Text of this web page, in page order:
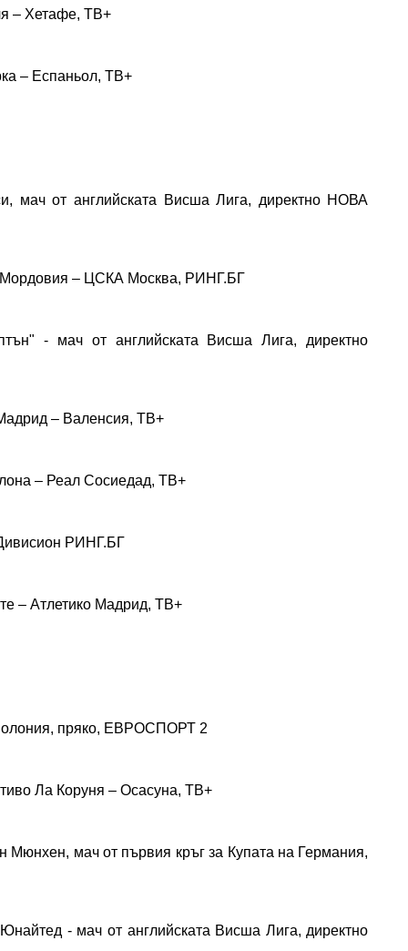
– Хетафе, ТВ+
– Еспаньол, ТВ+
мач от английската Висша Лига, директно НОВА
– ЦСКА Москва, РИНГ.БГ
- мач от английската Висша Лига, директно
– Валенсия, ТВ+
– Реал Сосиедад, ТВ+
РИНГ.БГ
Атлетико Мадрид, ТВ+
пряко, ЕВРОСПОРТ 2
Ла Коруня – Осасуна, ТВ+
Мюнхен, мач от първия кръг за Купата на Германия,
- мач от английската Висша Лига, директно